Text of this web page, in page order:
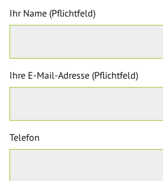
Ihr Name (Pflichtfeld)
Ihre E-Mail-Adresse (Pflichtfeld)
Telefon